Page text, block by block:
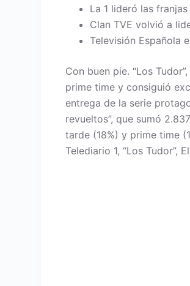
La 1 lideró las
Clan TVE volvió a
Televisión Española
Con buen pie. “Los
prime time y consiguió
entrega de la serie
revueltos”, que sumó
tarde (18%) y prime time
Telediario 1, “Los Tudor”,